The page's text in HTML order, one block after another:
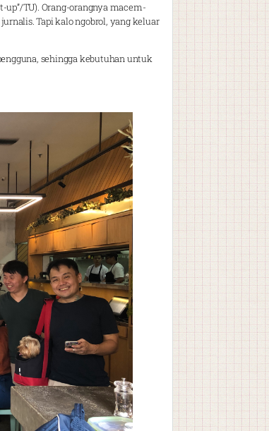
TU). Orang-orangnya macem-
Tapi kalo ngobrol, yang keluar
sehingga kebutuhan untuk